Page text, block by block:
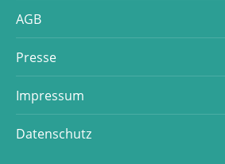
AGB
Presse
Impressum
Datenschutz